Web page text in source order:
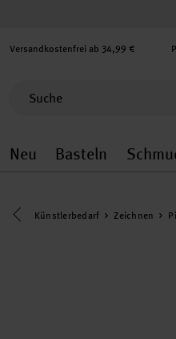
Versandkostenfrei ab 34,99 €
Neu
Neu
Basteln
Eine Kategorie zurück
Künstlerbedarf Zeichnen